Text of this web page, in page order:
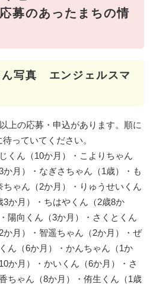
募のあったまちの情
ん写真 エンジェルスマ
上の応募・申込があります。順に
っていてください。
くん（10か月）・こよりちゃん
か月）・なぎさちゃん（1歳）・も
ゃん（2か月）・りゅうせいくん
3か月）・ちはやくん（2歳8か
陽向くん（3か月）・さくとくん
か月）・智遥ちゃん（2か月）・ぜ
ん（6か月）・かんちゃん（1か
か月）・かいくん（6か月）・さ
ちゃん（8か月）・侑生くん（1歳